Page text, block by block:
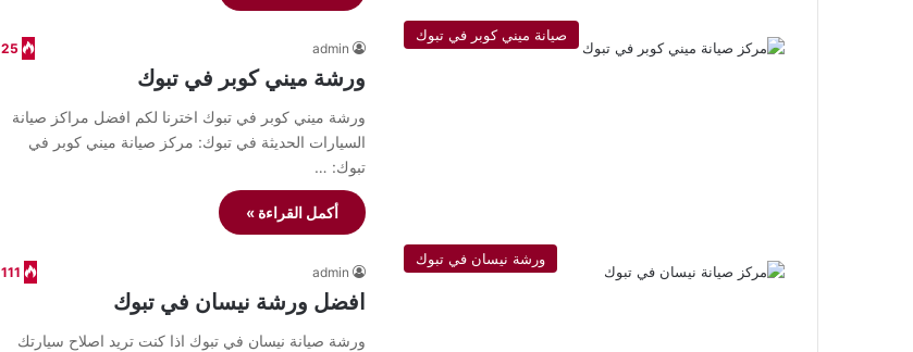
صيانة ميني كوبر في تبوك
admin
25
ورشة ميني كوبر في تبوك
ورشة ميني كوبر في تبوك اخترنا لكم افضل مراكز صيانة
السيارات الحديثة في تبوك: مركز صيانة ميني كوبر في
تبوك: …
أكمل القراءة »
ورشة نيسان في تبوك
admin
111
افضل ورشة نيسان في تبوك
ورشة صيانة نيسان في تبوك اذا كنت تريد اصلاح سيارتك